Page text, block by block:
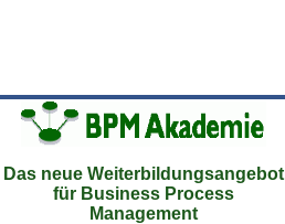
Das neue Weiterbildungsangebot
für Business Process
Management